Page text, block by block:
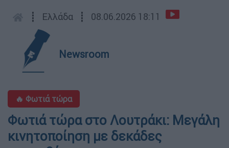
┋ Ελλάδα ┋ 08.06.2026 18:11
Newsroom
🔥 Φωτιά τώρα
Φωτιά τώρα στο Λουτράκι: Μεγάλη
κινητοποίηση με δεκάδες